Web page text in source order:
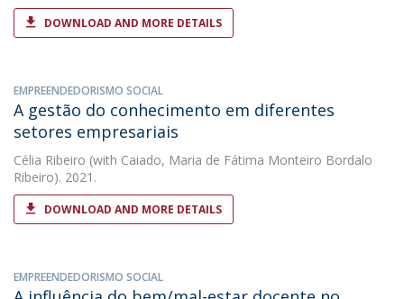
DOWNLOAD AND MORE DETAILS
EMPREENDEDORISMO SOCIAL
A gestão do conhecimento em diferentes
setores empresariais
Célia Ribeiro (with Caiado, Maria de Fátima Monteiro Bordalo
Ribeiro). 2021.
DOWNLOAD AND MORE DETAILS
EMPREENDEDORISMO SOCIAL